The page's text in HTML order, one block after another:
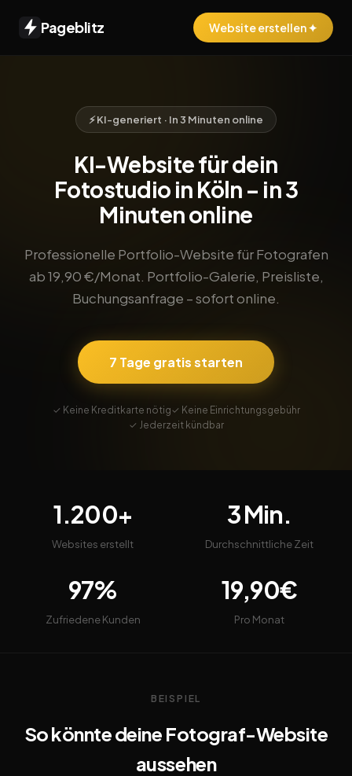
Pageblitz Website erstellen ✦
⚡ KI-generiert · In 3 Minuten online
KI-Website für dein
Fotostudio in Köln – in 3
Minuten online
Professionelle Portfolio-Website für Fotografen
ab 19,90 €/Monat. Portfolio-Galerie, Preisliste,
Buchungsanfrage – sofort online.
7 Tage gratis starten
✓ Keine Kreditkarte nötig✓ Keine Einrichtungsgebühr
✓ Jederzeit kündbar
1.200+
Websites erstellt
3 Min.
Durchschnittliche Zeit
97%
Zufriedene Kunden
19,90€
Pro Monat
BEISPIEL
So könnte deine Fotograf-Website
aussehen